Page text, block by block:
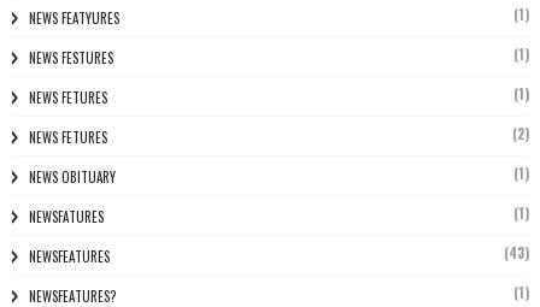
NEWS FEATYURES (1)
NEWS FESTURES (1)
NEWS FETURES (1)
NEWS FETURES (2)
NEWS OBITUARY (1)
NEWSFATURES (1)
NEWSFEATURES (43)
NEWSFEATURES? (1)